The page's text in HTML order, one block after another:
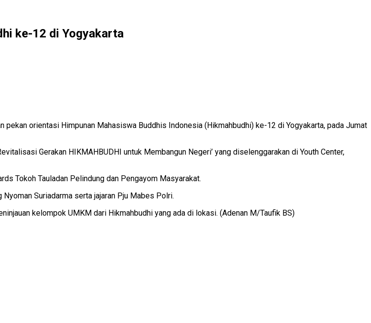
ke-12 di Yogyakarta
orientasi Himpunan Mahasiswa Buddhis Indonesia (Hikmahbudhi) ke-12 di Yogyakarta, pada Jumat
Gerakan HIKMAHBUDHI untuk Membangun Negeri’ yang diselenggarakan di Youth Center,
Tokoh Tauladan Pelindung dan Pengayom Masyarakat.
Suriadarma serta jajaran Pju Mabes Polri.
kelompok UMKM dari Hikmahbudhi yang ada di lokasi. (Adenan M/Taufik BS)